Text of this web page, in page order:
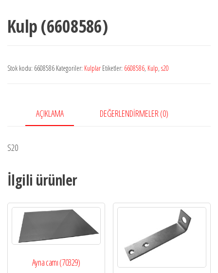
Kulp (6608586)
Stok kodu: 6608586 Kategoriler: Kulplar Etiketler: 6608586, Kulp, s20
AÇIKLAMA DEĞERLENDIRMELER (0)
S20
İlgili ürünler
Ayna camı (70329)